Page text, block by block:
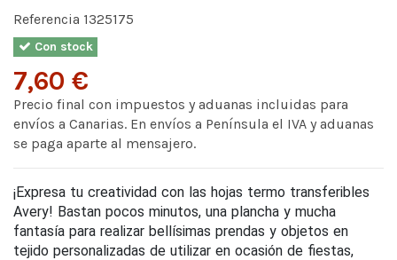
Referencia 1325175
Con stock
7,60 €
Precio final con impuestos y aduanas incluidas para
envíos a Canarias. En envíos a Península el IVA y aduanas
se paga aparte al mensajero.
¡Expresa tu creatividad con las hojas termo transferibles
Avery! Bastan pocos minutos, una plancha y mucha
fantasía para realizar bellísimas prendas y objetos en
tejido personalizadas de utilizar en ocasión de fiestas,